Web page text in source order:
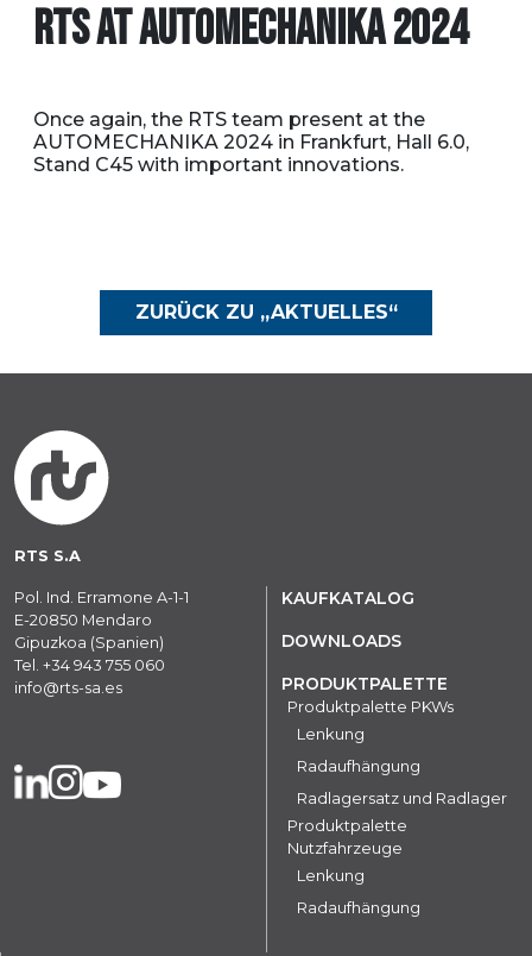
RTS AT AUTOMECHANIKA 2024
Once again, the RTS team present at the
AUTOMECHANIKA 2024 in Frankfurt, Hall 6.0,
Stand C45 with important innovations.
ZURÜCK ZU „AKTUELLES“
RTS S.A
Pol. Ind. Erramone A-1-1
E-20850 Mendaro
Gipuzkoa (Spanien)
Tel. +34 943 755 060
info@rts-sa.es
KAUFKATALOG
DOWNLOADS
PRODUKTPALETTE
Produktpalette PKWs
Lenkung
Radaufhängung
Radlagersatz und Radlager
Produktpalette
Nutzfahrzeuge
Lenkung
Radaufhängung